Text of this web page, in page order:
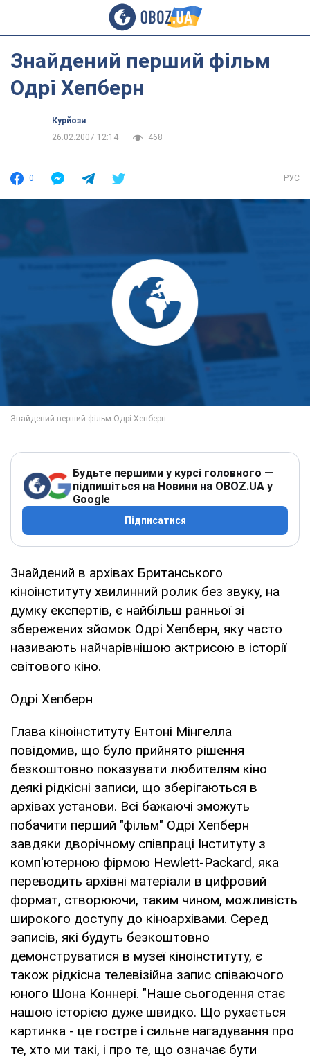
Знайдений перший фільм
Одрі Хепберн
Курйози
26.02.2007 12:14
468
0 РУС
Будьте першими у курсі головного —
підпишіться на Новини на OBOZ.UA у
Google
Підписатися
Знайдений в архівах Британського
кіноінституту хвилинний ролик без звуку, на
думку експертів, є найбільш ранньої зі
збережених зйомок Одрі Хепберн, яку часто
називають найчарівнішою актрисою в історії
світового кіно.
Одрі Хепберн
Глава кіноінституту Ентоні Мінгелла
повідомив, що було прийнято рішення
безкоштовно показувати любителям кіно
деякі рідкісні записи, що зберігаються в
архівах установи. Всі бажаючі зможуть
побачити перший "фільм" Одрі Хепберн
завдяки дворічному співпраці Інституту з
комп'ютерною фірмою Hewlett-Packard, яка
переводить архівні матеріали в цифровий
формат, створюючи, таким чином, можливість
широкого доступу до кіноархівами. Серед
записів, які будуть безкоштовно
демонструватися в музеї кіноінституту, є
також рідкісна телевізійна запис співаючого
юного Шона Коннері. "Наше сьогодення стає
нашою історією дуже швидко. Що рухається
картинка - це гостре і сильне нагадування про
те, хто ми такі, і про те, що означає бути